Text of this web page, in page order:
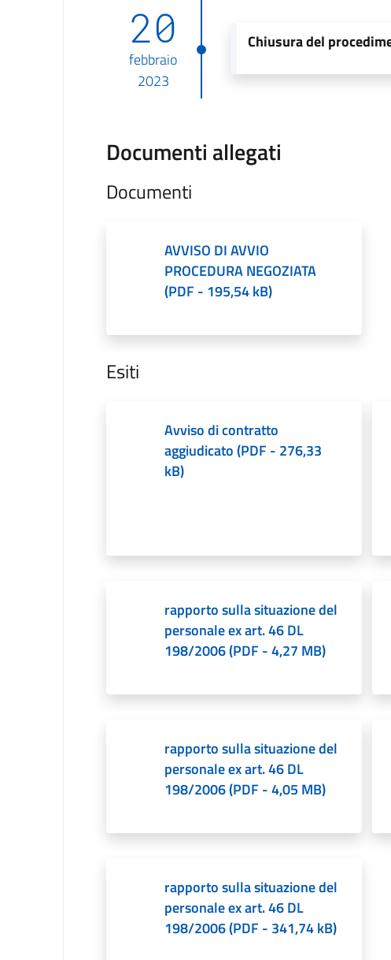
20
febbraio
2023
Chiusura del
Documenti allegati
Documenti
AVVISO DI AVVIO
PROCEDURA NEGOZIATA
(PDF - 195,54 kB)
Esiti
Avviso di contratto
aggiudicato(PDF - 276,33
kB)
rapporto sulla situazione del
personale ex art. 46 DL
198/2006(PDF -4,27 MB)
rapporto sulla situazione del
personale ex art. 46 DL
198/2006(PDF -4,05 MB)
rapporto sulla situazione del
personale ex art. 46 DL
198/2006(PDF - 341,74 kB)